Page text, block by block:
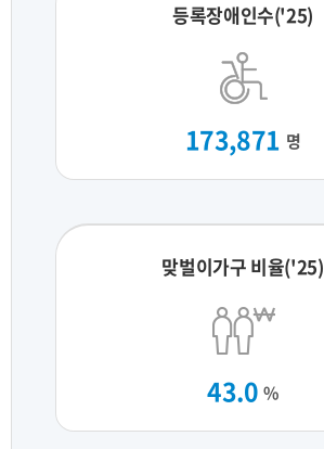
등록장애인수('25)
173,871 명
맞벌이가구 비율('25)
43.0 %